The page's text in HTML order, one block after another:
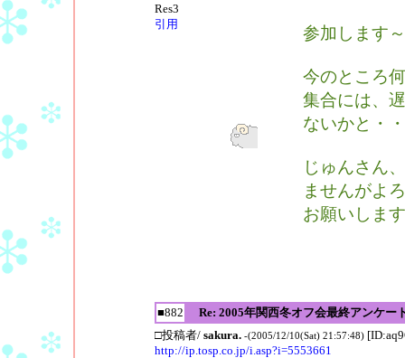
Res3
引用
参加します
今のところ
集合には、
ないかと・
じゅんさん
ませんがよ
お願いしま
■882
Re: 2005年関西冬オフ会最終アンケー
□投稿者/ sakura. -(2005/12/10(Sat) 21:57:48)
http://ip.tosp.co.jp/i.asp?i=5553661